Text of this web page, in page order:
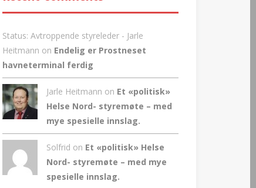
Status: Avtroppende styreleder - Jarle
Heitmann on Endelig er Prostneset
havneterminal ferdig
Jarle Heitmann on Et «politisk»
Helse Nord- styremøte – med
mye spesielle innslag.
Solfrid on Et «politisk» Helse
Nord- styremøte – med mye
spesielle innslag.